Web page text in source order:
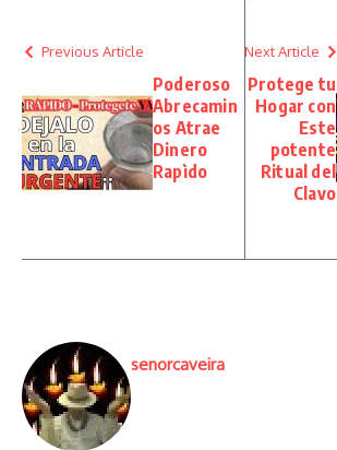
Previous Article
Poderoso
Abrecamin
os Atrae
Dinero
Rapìdo
Next Article
Protege tu
Hogar con
Este
potente
Ritual del
Clavo
senorcaveira